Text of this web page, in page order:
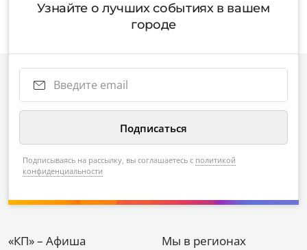
Узнайте о лучших событиях в вашем
городе
Подписываясь на рассылку, вы соглашаетесь с политикой
конфиденциальности
«КП» – Афиша Мы в регионах